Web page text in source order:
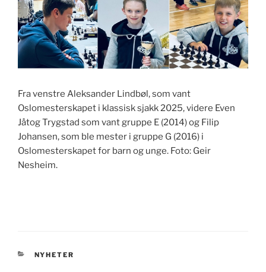
Fra venstre Aleksander Lindbøl, som vant
Oslomesterskapet i klassisk sjakk 2025, videre Even
Jåtog Trygstad som vant gruppe E (2014) og Filip
Johansen, som ble mester i gruppe G (2016) i
Oslomesterskapet for barn og unge. Foto: Geir
Nesheim.
KATEGORIER
NYHETER